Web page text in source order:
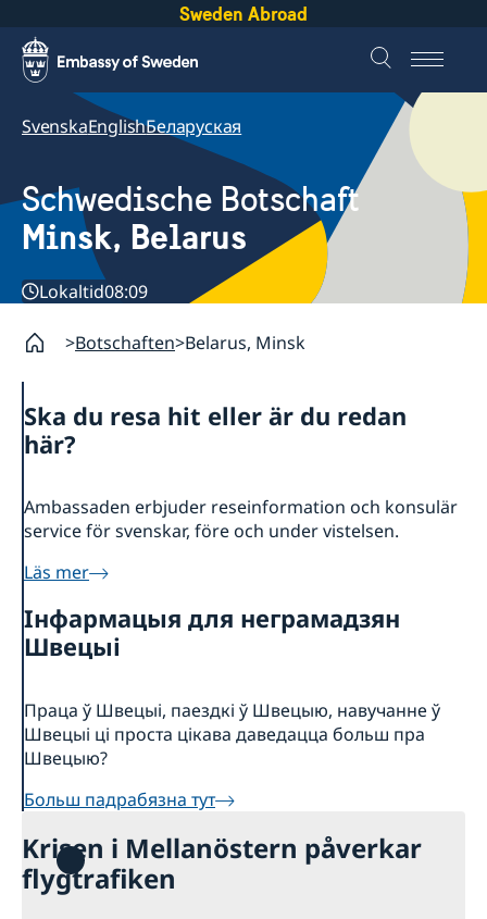
Sweden Abroad
SvenskaEnglishБеларуская
Schwedische Botschaft
Minsk, Belarus
Lokaltid08:09
Botschaften Belarus, Minsk
Ska du resa hit eller är du redan
här?
Ambassaden erbjuder reseinformation och konsulär
service för svenskar, före och under vistelsen.
Läs mer
Iнфармацыя для неграмадзян
Швецыі
Праца ў Швецыі, паездкі ў Швецыю, навучанне ў
Швецыі ці проста цікава даведацца больш пра
Швецыю?
Больш падрабязна тут
Krisen i Mellanöstern påverkar
flygtrafiken